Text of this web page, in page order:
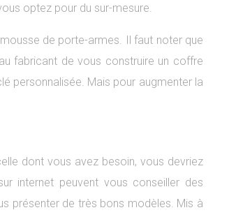
optez pour du sur-mesure.
de porte-armes. Il faut noter que
fabricant de vous construire un coffre
personnalisée. Mais pour augmenter la
dont vous avez besoin, vous devriez
internet peuvent vous conseiller des
présenter de très bons modèles. Mis à